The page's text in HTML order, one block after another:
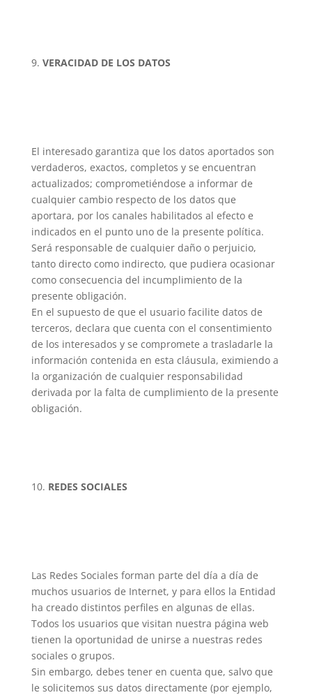
VERACIDAD DE LOS DATOS
El interesado garantiza que los datos aportados son
verdaderos, exactos, completos y se encuentran
actualizados; comprometiéndose a informar de
cualquier cambio respecto de los datos que
aportara, por los canales habilitados al efecto e
indicados en el punto uno de la presente política.
Será responsable de cualquier daño o perjuicio,
tanto directo como indirecto, que pudiera ocasionar
como consecuencia del incumplimiento de la
presente obligación.
En el supuesto de que el usuario facilite datos de
terceros, declara que cuenta con el consentimiento
de los interesados y se compromete a trasladarle la
información contenida en esta cláusula, eximiendo a
la organización de cualquier responsabilidad
derivada por la falta de cumplimiento de la presente
obligación.
REDES SOCIALES
Las Redes Sociales forman parte del día a día de
muchos usuarios de Internet, y para ellos la Entidad
ha creado distintos perfiles en algunas de ellas.
Todos los usuarios que visitan nuestra página web
tienen la oportunidad de unirse a nuestras redes
sociales o grupos.
Sin embargo, debes tener en cuenta que, salvo que
le solicitemos sus datos directamente (por ejemplo,